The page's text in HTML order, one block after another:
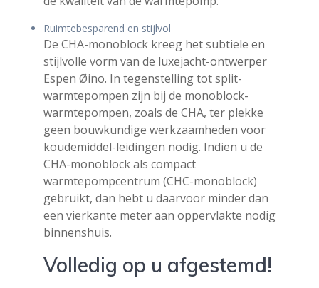
Ruimtebesparend en stijlvol
De CHA-monoblock kreeg het subtiele en
stijlvolle vorm van de luxejacht-ontwerper
Espen Øino. In tegenstelling tot split-
warmtepompen zijn bij de monoblock-
warmtepompen, zoals de CHA, ter plekke
geen bouwkundige werkzaamheden voor
koudemiddel-leidingen nodig. Indien u de
CHA-monoblock als compact
warmtepompcentrum (CHC-monoblock)
gebruikt, dan hebt u daarvoor minder dan
een vierkante meter aan oppervlakte nodig
binnenshuis.
Volledig op u afgestemd!